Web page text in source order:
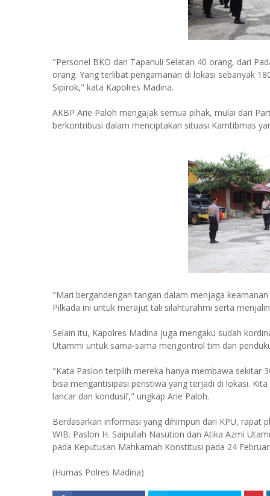
"Personel BKO dari Tapanuli Selatan 40 orang, dari
orang. Yang terlibat pengamanan di lokasi sebanyak
Sipirok," kata Kapolres Madina.
AKBP Arie Paloh mengajak semua pihak, mulai dari
berkontribusi dalam menciptakan situasi Kamtibmas
"Mari bergandengan tangan dalam menjaga
Pilkada ini untuk merajut tali silahturahmi serta
Selain itu, Kapolres Madina juga mengaku sudah
Utammi untuk sama-sama mengontrol tim dan
"Kata Paslon terpilih mereka hanya membawa sekitar
bisa mengantisipasi peristiwa yang terjadi di lokasi.
lancar dan kondusif," ungkap Arie Paloh.
Berdasarkan informasi yang dihimpun dari KPU, rapat
WIB. Paslon H. Saipullah Nasution dan Atika Azmi
pada Keputusan Mahkamah Konstitusi pada 24
(Humas Polres Madina)